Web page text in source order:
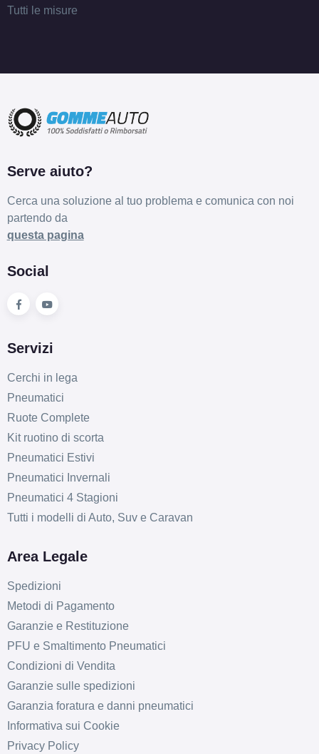
Tutti le misure
Serve aiuto?
Cerca una soluzione al tuo problema e comunica con noi
partendo da
questa pagina
Social
Servizi
Cerchi in lega
Pneumatici
Ruote Complete
Kit ruotino di scorta
Pneumatici Estivi
Pneumatici Invernali
Pneumatici 4 Stagioni
Tutti i modelli di Auto, Suv e Caravan
Area Legale
Spedizioni
Metodi di Pagamento
Garanzie e Restituzione
PFU e Smaltimento Pneumatici
Condizioni di Vendita
Garanzie sulle spedizioni
Garanzia foratura e danni pneumatici
Informativa sui Cookie
Privacy Policy